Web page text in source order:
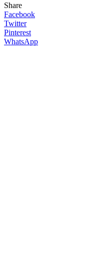
Share
Facebook
Twitter
Pinterest
WhatsApp